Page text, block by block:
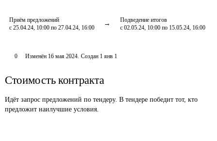
Приём предложений
с 25.04.24, 10:00 по 27.04.24, 16:00
Подведение итогов
с 02.05.24, 10:00 по 15.05.24, 16:00
0 Изменён 16 мая 2024. Создан 1 янв 1
Стоимость контракта
Идёт запрос предложений по тендеру. В тендере победит тот, кто
предложит наилучшие условия.